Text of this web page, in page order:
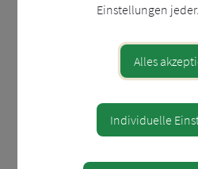
Veranstalter
Dr. Alexandra Divinzenz
Einstellungen
Alles
Individuelle